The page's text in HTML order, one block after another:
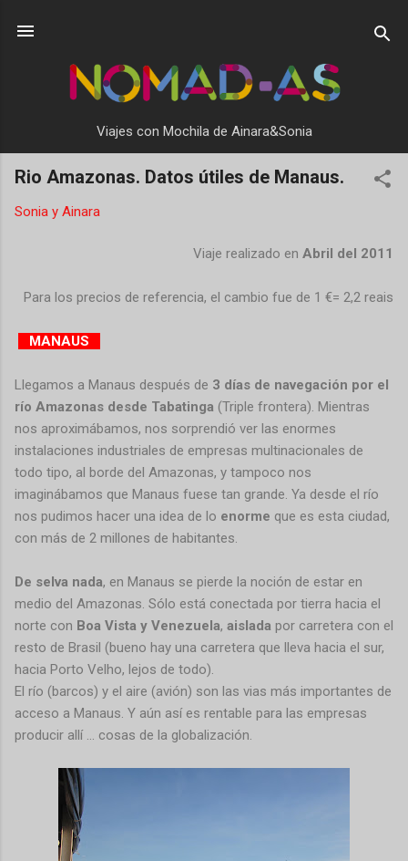
Viajes con Mochila de Ainara&Sonia
Rio Amazonas. Datos útiles de Manaus.
Sonia y Ainara
Viaje realizado en Abril del 2011
Para los precios de referencia, el cambio fue de 1 €= 2,2 reais
MANAUS
Llegamos a Manaus después de 3 días de navegación por el
río Amazonas desde Tabatinga (Triple frontera). Mientras
nos aproximábamos, nos sorprendió ver las enormes
instalaciones industriales de empresas multinacionales de
todo tipo, al borde del Amazonas, y tampoco nos
imaginábamos que Manaus fuese tan grande. Ya desde el río
nos pudimos hacer una idea de lo enorme que es esta ciudad,
con más de 2 millones de habitantes.
De selva nada, en Manaus se pierde la noción de estar en
medio del Amazonas. Sólo está conectada por tierra hacia el
norte con Boa Vista y Venezuela, aislada por carretera con el
resto de Brasil (bueno hay una carretera que lleva hacia el sur,
hacia Porto Velho, lejos de todo).
El río (barcos) y el aire (avión) son las vias más importantes de
acceso a Manaus. Y aún así es rentable para las empresas
producir allí ... cosas de la globalización.